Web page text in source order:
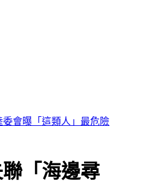
了？網見「1關鍵」驚呆
「海邊尋